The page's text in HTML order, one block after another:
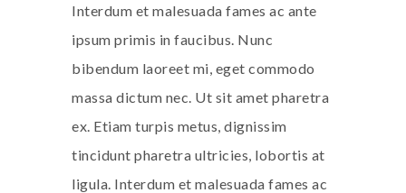
Interdum et malesuada fames ac ante
ipsum primis in faucibus. Nunc
bibendum laoreet mi, eget commodo
massa dictum nec. Ut sit amet pharetra
ex. Etiam turpis metus, dignissim
tincidunt pharetra ultricies, lobortis at
ligula. Interdum et malesuada fames ac